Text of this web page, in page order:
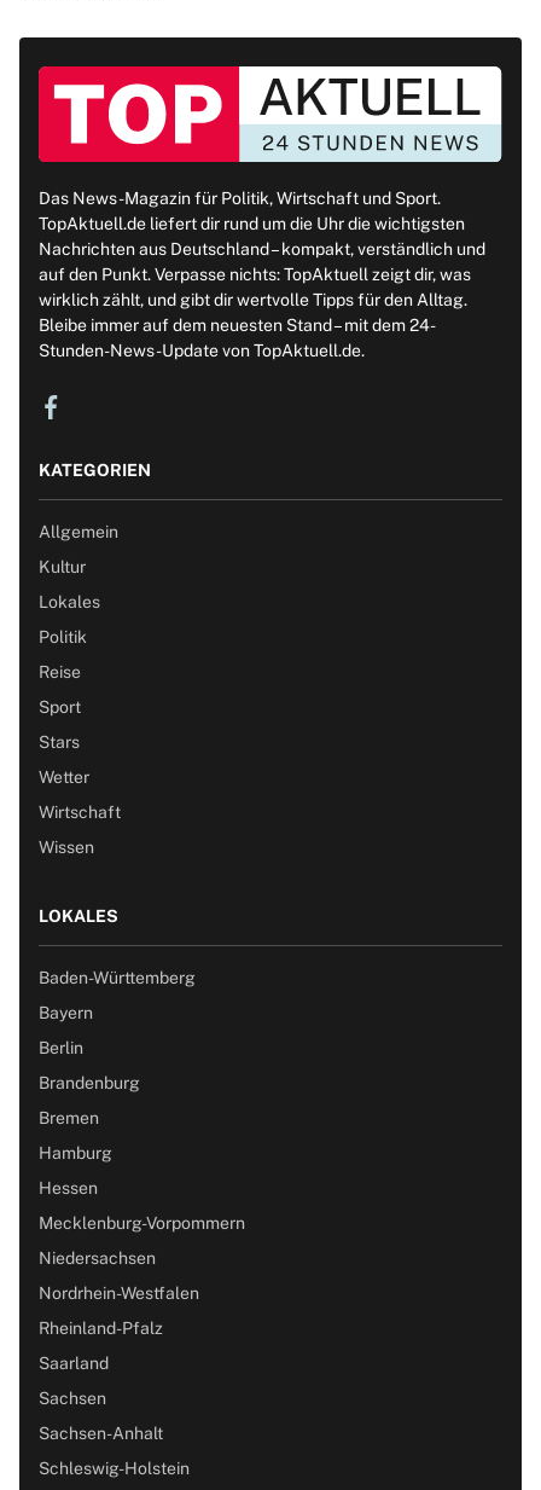
Das News-Magazin für Politik, Wirtschaft und Sport.
TopAktuell.de liefert dir rund um die Uhr die wichtigsten
Nachrichten aus Deutschland – kompakt, verständlich und
auf den Punkt. Verpasse nichts: TopAktuell zeigt dir, was
wirklich zählt, und gibt dir wertvolle Tipps für den Alltag.
Bleibe immer auf dem neuesten Stand – mit dem 24-
Stunden-News-Update von TopAktuell.de.
KATEGORIEN
Allgemein
Kultur
Lokales
Politik
Reise
Sport
Stars
Wetter
Wirtschaft
Wissen
LOKALES
Baden-Württemberg
Bayern
Berlin
Brandenburg
Bremen
Hamburg
Hessen
Mecklenburg-Vorpommern
Niedersachsen
Nordrhein-Westfalen
Rheinland-Pfalz
Saarland
Sachsen
Sachsen-Anhalt
Schleswig-Holstein